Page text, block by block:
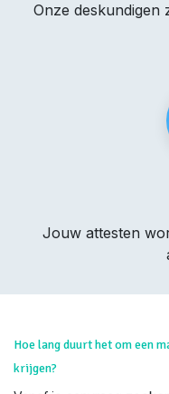
Onze deskundigen
Jouw attesten
Hoe lang duurt het om een
krijgen?